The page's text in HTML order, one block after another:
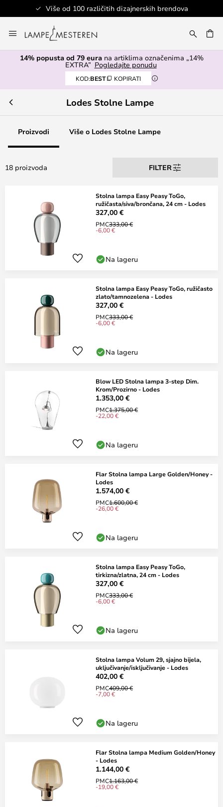
Više od 100 različitih dizajnerskih brendova
to
Content
14% popusta od 79 eurana artiklima označenima „14%
EXTRA” Pogledajte ponudu
KOD:BEST KOPIRATI
Lodes Stolne Lampe
Proizvodi Više o Lodes Stolne Lampe
18 proizvoda FILTER
Stolna lampa Easy Peasy ToGo,
ružičasta/siva/brončana, 24 cm - Lodes
327,00 €
PMC333,00 €
-6,00 €
Na lageru
Stolna lampa Easy Peasy ToGo, ružičasto
zlato/tamnozelena - Lodes
327,00 €
PMC333,00 €
-6,00 €
Na lageru
Blow LED Stolna lampa 3-step Dim.
Krom/Prozirno - Lodes
1.353,00 €
PMC1.375,00 €
-22,00 €
Na lageru
Flar Stolna lampa Large Golden/Honey -
Lodes
1.574,00 €
PMC1.600,00 €
-26,00 €
Na lageru
Stolna lampa Easy Peasy ToGo,
tirkizna/zlatna, 24 cm - Lodes
327,00 €
PMC333,00 €
-6,00 €
Na lageru
Stolna lampa Volum 29, sjajno bijela,
uključivanje/isključivanje - Lodes
402,00 €
PMC409,00 €
-7,00 €
Na lageru
Flar Stolna lampa Medium Golden/Honey
- Lodes
1.144,00 €
PMC1.163,00 €
-19,00 €